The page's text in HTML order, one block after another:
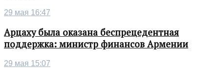
29 мая 16:47
Арцаху была оказана беспрецедентная
поддержка: министр финансов Армении
29 мая 15:07